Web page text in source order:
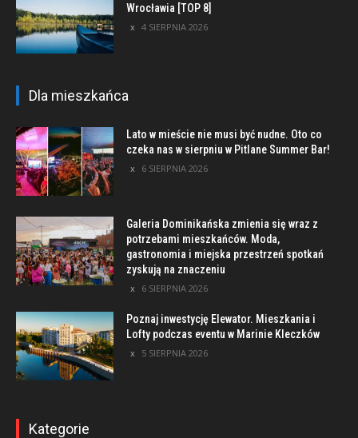
Wrocławia [TOP 8]
4 SIERPNIA 2026
Dla mieszkańca
Lato w mieście nie musi być nudne. Oto co
czeka nas w sierpniu w Pitlane Summer Bar!
6 SIERPNIA 2026
Galeria Dominikańska zmienia się wraz z
potrzebami mieszkańców. Moda,
gastronomia i miejska przestrzeń spotkań
zyskują na znaczeniu
6 SIERPNIA 2026
Poznaj inwestycję Elewator. Mieszkania i
Lofty podczas eventu w Marinie Kleczków
5 SIERPNIA 2026
Kategorie